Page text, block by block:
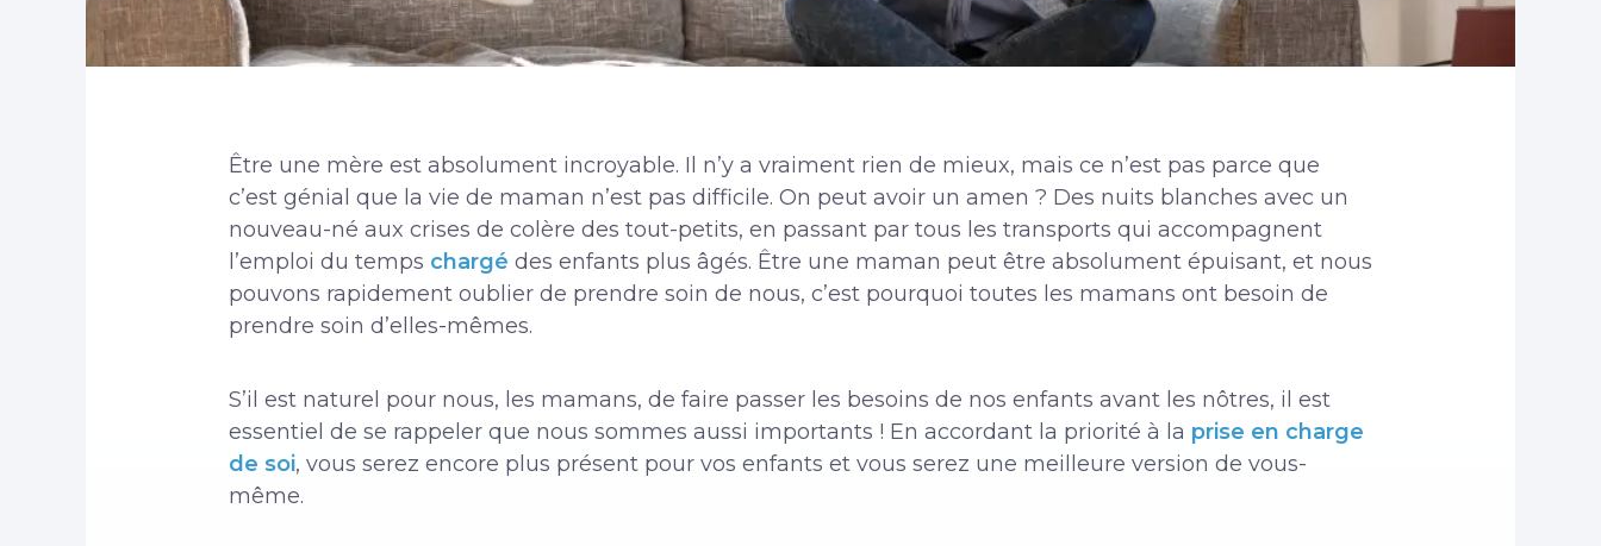
Être une mère est absolument incroyable. Il n’y a vraiment rien de mieux, mais ce n’est pas parce que
c’est génial que la vie de maman n’est pas difficile. On peut avoir un amen ? Des nuits blanches avec un
nouveau-né aux crises de colère des tout-petits, en passant par tous les transports qui accompagnent
l’emploi du temps chargé des enfants plus âgés. Être une maman peut être absolument épuisant, et nous
pouvons rapidement oublier de prendre soin de nous, c’est pourquoi toutes les mamans ont besoin de
prendre soin d’elles-mêmes.
S’il est naturel pour nous, les mamans, de faire passer les besoins de nos enfants avant les nôtres, il est
essentiel de se rappeler que nous sommes aussi importants ! En accordant la priorité à la prise en charge
de soi, vous serez encore plus présent pour vos enfants et vous serez une meilleure version de vous-
même.